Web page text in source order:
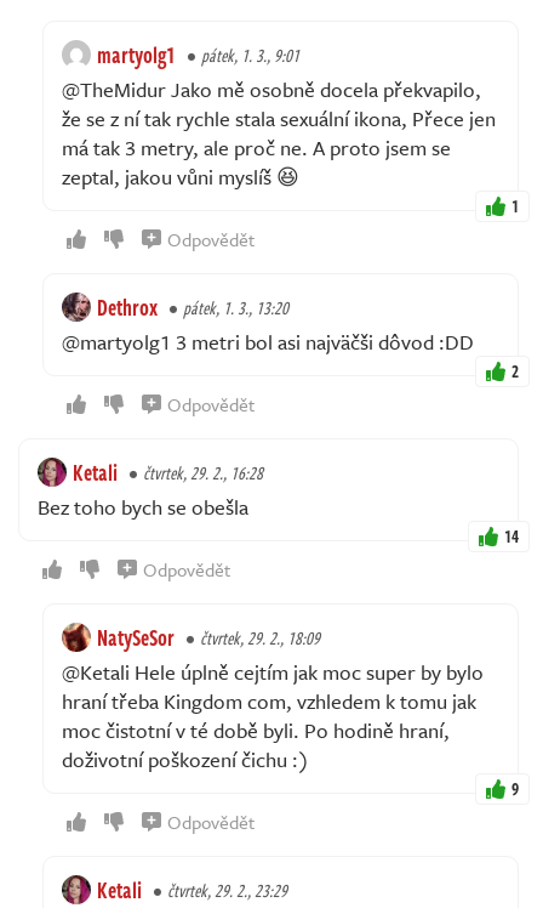
martyolg1 pátek, 1. 3., 9:01
@TheMidur Jako mě osobně docela překvapilo,
že se z ní tak rychle stala sexuální ikona, Přece jen
má tak 3 metry, ale proč ne. A proto jsem se
zeptal, jakou vůni myslíš 😆
1
Odpovědět
Dethrox pátek, 1. 3., 13:20
@martyolg1 3 metri bol asi najväčši dôvod :DD
2
Odpovědět
Ketali čtvrtek, 29. 2., 16:28
Bez toho bych se obešla
14
Odpovědět
NatySeSor čtvrtek, 29. 2., 18:09
@Ketali Hele úplně cejtím jak moc super by bylo
hraní třeba Kingdom com, vzhledem k tomu jak
moc čistotní v té době byli. Po hodině hraní,
doživotní poškození čichu :)
9
Odpovědět
Ketali čtvrtek, 29. 2., 23:29